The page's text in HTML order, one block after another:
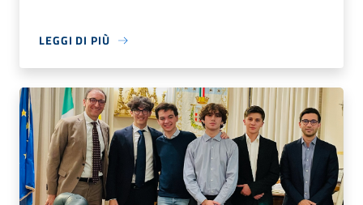
LEGGI DI PIÙ